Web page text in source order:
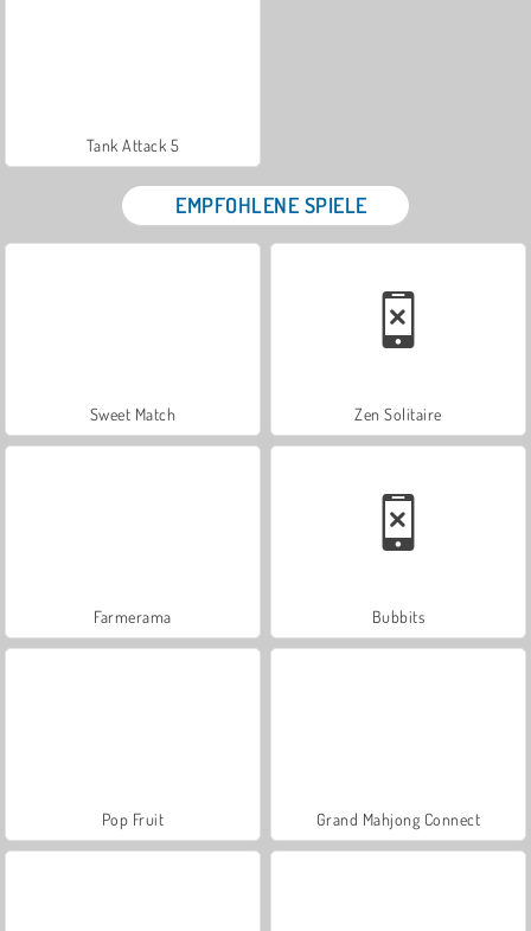
Tank Attack 5
EMPFOHLENE SPIELE
Sweet Match Zen Solitaire
Farmerama Bubbits
Pop Fruit Grand Mahjong Connect